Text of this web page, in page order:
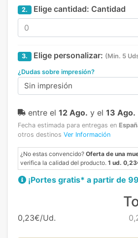
2. Elige cantidad: Cantidad
3. Elige personalizar: (Min. 5
¿Dudas sobre impresión?
Sin impresión
entre el 12 Ago. y el 13 Ago.
Fecha estimada para entregas en
otros destinos Ver Información
¿No estas convencido? Oferta de una
verifica la calidad del producto. 1 ud.
¡Portes gratis* a partir de
0,23€/Ud.